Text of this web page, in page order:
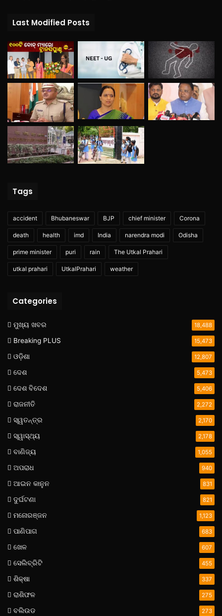
Last Modified Posts
Tags
accident Bhubaneswar BJP chief minister Corona
death health imd India narendra modi Odisha
prime minister puri rain The Utkal Prahari
utkal prahari UtkalPrahari weather
Categories
ମୁଖ୍ୟ ଖବର 18,488
Breaking PLUS 15,473
ଓଡ଼ିଶା 12,807
ଦେଶ 5,473
ଦେଶ ବିଦେଶ 5,406
ରାଜନୀତି 2,272
ସ୍ୱତନ୍ତ୍ର 2,170
ସ୍ୱାସ୍ଥ୍ୟ 2,178
ବାଣିଜ୍ୟ 1,055
ଅପରାଧ 940
ଆଇନ କାନୁନ 831
ଦୁର୍ଘଟଣା 821
ମନୋରଞ୍ଜନ 1,123
ପାଣିପାଗ 683
ଖେଳ 607
ସେଲିବ୍ରିଟି 455
ଶିକ୍ଷା 337
ରାଶିଫଳ 275
ବଲିଉଡ 273